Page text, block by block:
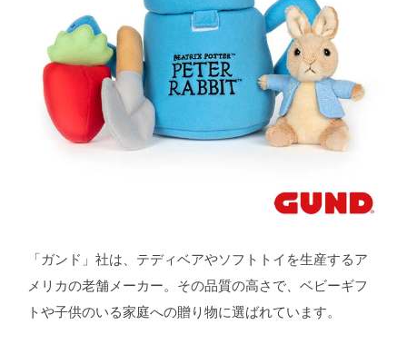
「ガンド」社は、テディベアやソフトトイを生産するア
メリカの老舗メーカー。その品質の高さで、ベビーギフ
トや子供のいる家庭への贈り物に選ばれています。